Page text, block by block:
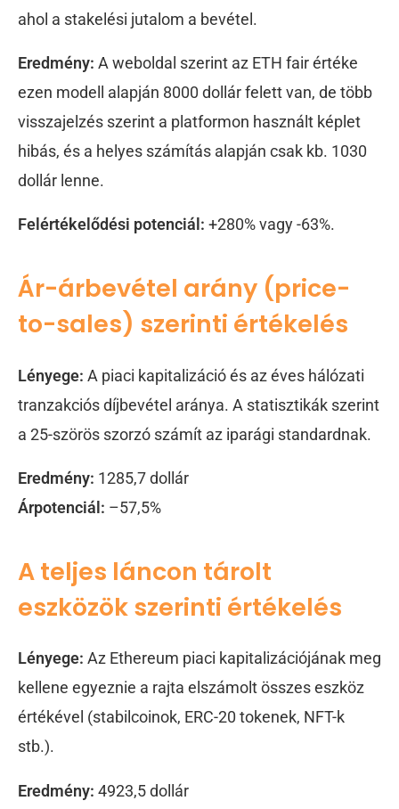
ahol a stakelési jutalom a bevétel.
Eredmény: A weboldal szerint az ETH fair értéke
ezen modell alapján 8000 dollár felett van, de több
visszajelzés szerint a platformon használt képlet
hibás, és a helyes számítás alapján csak kb. 1030
dollár lenne.
Felértékelődési potenciál: +280% vagy -63%.
Ár-árbevétel arány (price-
to-sales) szerinti értékelés
Lényege: A piaci kapitalizáció és az éves hálózati
tranzakciós díjbevétel aránya. A statisztikák szerint
a 25-szörös szorzó számít az iparági standardnak.
Eredmény: 1285,7 dollár
Árpotenciál: –57,5%
A teljes láncon tárolt
eszközök szerinti értékelés
Lényege: Az Ethereum piaci kapitalizációjának meg
kellene egyeznie a rajta elszámolt összes eszköz
értékével (stabilcoinok, ERC-20 tokenek, NFT-k
stb.).
Eredmény: 4923,5 dollár